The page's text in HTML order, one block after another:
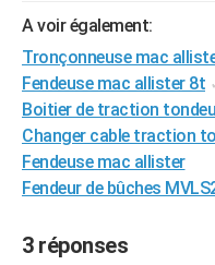
CARTE DE VOEUX
Carte de Noël
Carte Bonne année
Carte Saint-Valentin
Carte Pâques
Carte d'anniversaire
DICTIONNAIRE
Dictionnaire
Biographies
Citations
Expressions
Proverbes
PROGRAMME TV
COPAINS D'AVANT
AVIS DE DÉCÈS
A voir également:
Tronçonneuse mac
Fendeuse mac allister 8t
Boitier de traction
Changer cable traction
Fendeuse mac allister
Fendeur de bûches
3 réponses